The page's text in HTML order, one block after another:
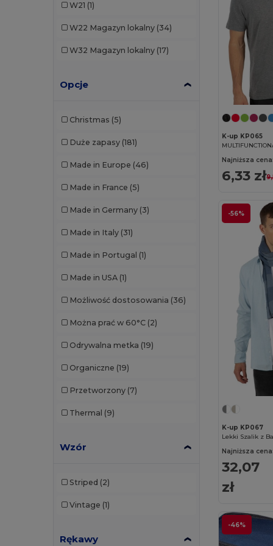
EgotierPro
Neoblu
Premier
W21 (1)
W22 Magazyn lokalny (34)
W32 Magazyn lokalny (17)
Opcje
Christmas (5)
Duże zapasy (181)
Made in Europe (46)
Made in France (5)
Made in Germany (3)
Made in Italy (31)
Made in Portugal (1)
Made in USA (1)
Możliwość dostosowania (36)
Można prać w 60°C (2)
Odrywalna metka (19)
Organiczne (19)
Przetworzony (7)
Thermal (9)
Wzór
Striped (2)
Vintage (1)
Rękawy
K-up KP065
Najniższa cena:
6,33 zł
-56%
K-up KP067
Lekki Szalik z
Najniższa cena:
32,07
zł
-46%